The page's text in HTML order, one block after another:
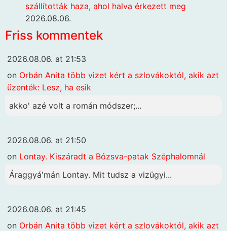
szállították haza, ahol halva érkezett meg
2026.08.06.
Friss kommentek
2026.08.06. at 21:53
on Orbán Anita több vizet kért a szlovákoktól, akik azt
üzenték: Lesz, ha esik
akko' azé volt a román módszer;...
2026.08.06. at 21:50
on Lontay. Kiszáradt a Bózsva-patak Széphalomnál
Áraggyá'mán Lontay. Mit tudsz a vizügyi...
2026.08.06. at 21:45
on Orbán Anita több vizet kért a szlovákoktól, akik azt